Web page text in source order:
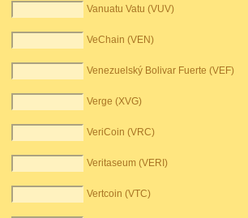
Vanuatu Vatu (VUV)
VeChain (VEN)
Venezuelský Bolivar Fuerte (VEF)
Verge (XVG)
VeriCoin (VRC)
Veritaseum (VERI)
Vertcoin (VTC)